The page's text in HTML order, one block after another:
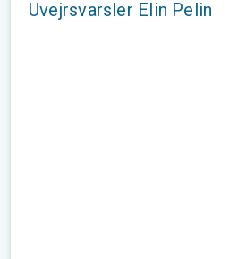
Uvejrsvarsler Elin Pelin